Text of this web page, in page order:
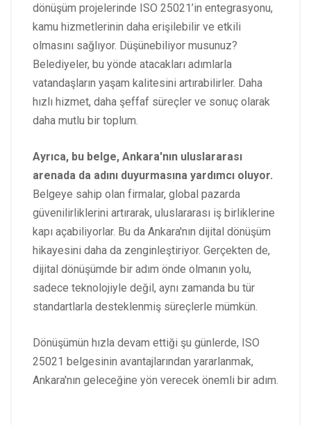
dönüşüm projelerinde ISO 25021’in entegrasyonu,
kamu hizmetlerinin daha erişilebilir ve etkili
olmasını sağlıyor. Düşünebiliyor musunuz?
Belediyeler, bu yönde atacakları adımlarla
vatandaşların yaşam kalitesini artırabilirler. Daha
hızlı hizmet, daha şeffaf süreçler ve sonuç olarak
daha mutlu bir toplum.
Ayrıca, bu belge, Ankara'nın uluslararası
arenada da adını duyurmasına yardımcı oluyor.
Belgeye sahip olan firmalar, global pazarda
güvenilirliklerini artırarak, uluslararası iş birliklerine
kapı açabiliyorlar. Bu da Ankara'nın dijital dönüşüm
hikayesini daha da zenginleştiriyor. Gerçekten de,
dijital dönüşümde bir adım önde olmanın yolu,
sadece teknolojiyle değil, aynı zamanda bu tür
standartlarla desteklenmiş süreçlerle mümkün.
Dönüşümün hızla devam ettiği şu günlerde, ISO
25021 belgesinin avantajlarından yararlanmak,
Ankara'nın geleceğine yön verecek önemli bir adım.